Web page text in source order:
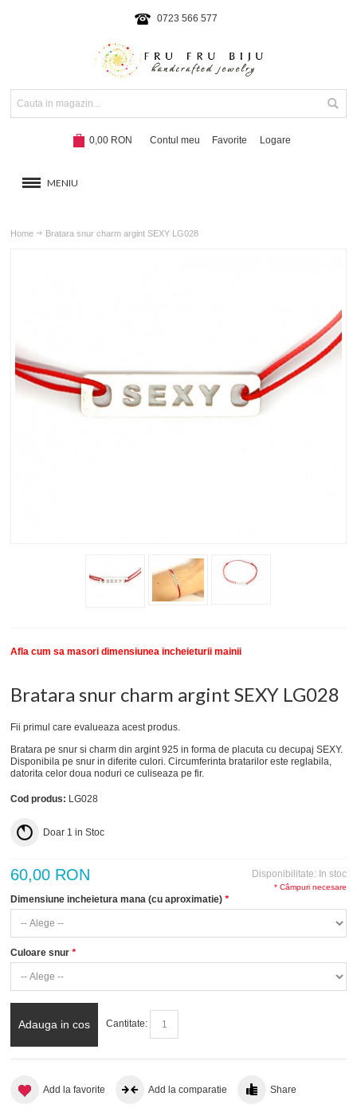
0723 566 577
0,00 RON Contul meu Favorite Logare
MENIU
SETURI BRATARI New
Home Bratara snur charm argint SEXY LG028
Afla cum sa masori dimensiunea incheieturii mainii
Bratara snur charm argint SEXY LG028
Fii primul care evalueaza acest produs.
Bratara pe snur si charm din argint 925 in forma de placuta cu decupaj SEXY.
Disponibila pe snur in diferite culori. Circumferinta bratarilor este reglabila,
datorita celor doua noduri ce culiseaza pe fir.
Cod produs: LG028
Doar 1 in Stoc
Disponibilitate: In stoc
60,00 RON
*
Dimensiune incheietura mana (cu aproximatie)
*
Culoare snur
* Câmpuri necesare
Adauga in cos Cantitate:
Add la favorite Add la comparatie Share